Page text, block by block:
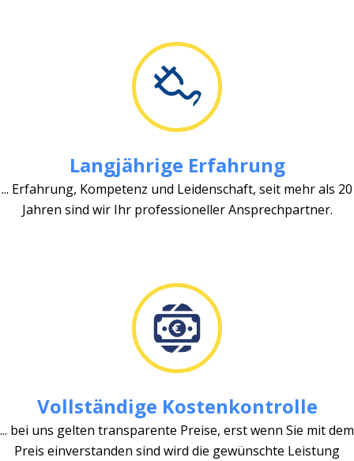
Langjährige Erfahrung
... Erfahrung, Kompetenz und Leidenschaft, seit mehr als 20
Jahren sind wir Ihr professioneller Ansprechpartner.
Vollständige Kostenkontrolle
... bei uns gelten transparente Preise, erst wenn Sie mit dem
Preis einverstanden sind wird die gewünschte Leistung